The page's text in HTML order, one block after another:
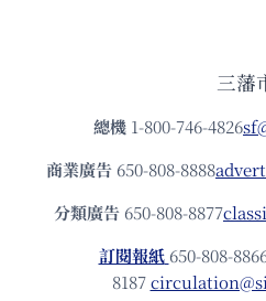
三藩
總機 1-800-746-4826
商業廣告 650-808-8888
分類廣告 650-808-8877
訂閱報紙 650-808-
8187